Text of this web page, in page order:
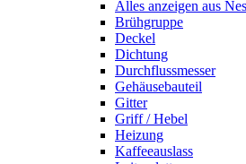
Alles anzeigen aus
Brühgruppe
Deckel
Dichtung
Durchflussmesser
Gehäusebauteil
Gitter
Griff / Hebel
Heizung
Kaffeeauslass